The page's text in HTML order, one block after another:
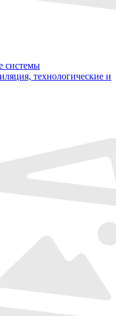
системы
технологические и